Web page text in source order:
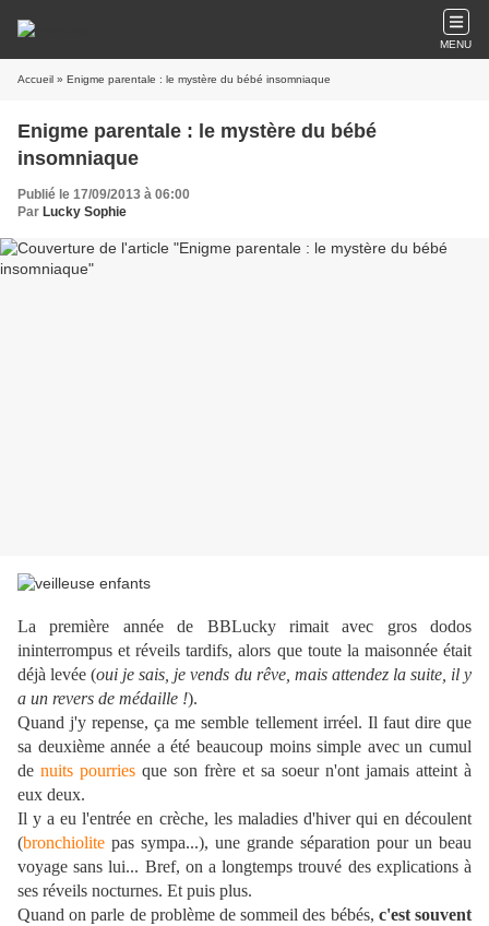
MENU
Accueil » Enigme parentale : le mystère du bébé insomniaque
Enigme parentale : le mystère du bébé
insomniaque
Publié le 17/09/2013 à 06:00
Par Lucky Sophie
La première année de BBLucky rimait avec gros dodos
ininterrompus et réveils tardifs, alors que toute la maisonnée était
déjà levée (oui je sais, je vends du rêve, mais attendez la suite, il y
a un revers de médaille !).
Quand j'y repense, ça me semble tellement irréel. Il faut dire que
sa deuxième année a été beaucoup moins simple avec un cumul
de nuits pourries que son frère et sa soeur n'ont jamais atteint à
eux deux.
Il y a eu l'entrée en crèche, les maladies d'hiver qui en découlent
(bronchiolite pas sympa...), une grande séparation pour un beau
voyage sans lui... Bref, on a longtemps trouvé des explications à
ses réveils nocturnes. Et puis plus.
Quand on parle de problème de sommeil des bébés, c'est souvent